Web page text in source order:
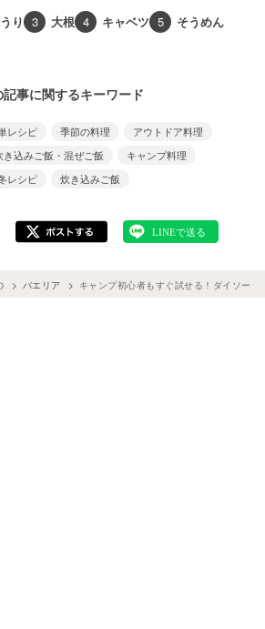
り 3 大根 4 キャベツ 5 そうめん
記事に関するキーワード
レシピ 季節の料理
アウトドア料理
き込みご飯・混ぜご飯
キャンプ料理
レシピ
炊き込みご飯
パエリア キャンプ初心者もすぐ試せる！ダイソー